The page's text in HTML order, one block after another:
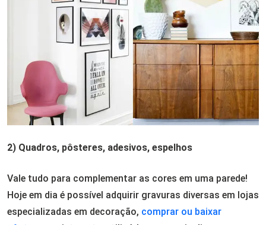
2) Quadros, pôsteres, adesivos, espelhos
Vale tudo para complementar as cores em uma parede!
Hoje em dia é possível adquirir gravuras diversas em lojas
especializadas em decoração, comprar ou baixar